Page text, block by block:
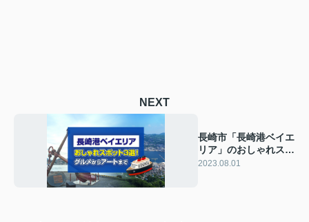
NEXT
長崎市「長崎港ベイエ
リア」のおしゃれスポ
ット3選！グルメから
2023.08.01